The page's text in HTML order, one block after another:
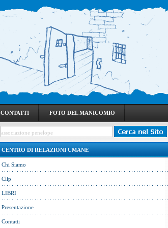
CONTATTI FOTO DEL MANICOMIO
CENTRO DI RELAZIONI UMANE
Chi Siamo
Clip
LIBRI
Presentazione
Contatti